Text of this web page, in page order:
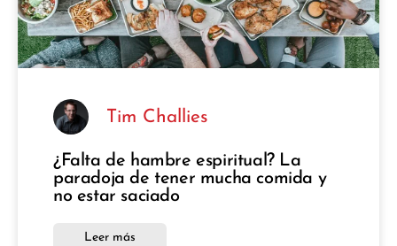
Tim Challies
¿Falta de hambre espiritual? La
paradoja de tener mucha comida y
no estar saciado
Leer más